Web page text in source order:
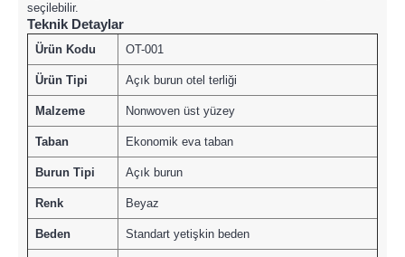
seçilebilir.
Teknik Detaylar
Ürün Kodu OT-001
Ürün Tipi Açık burun otel terliği
Malzeme Nonwoven üst yüzey
Taban Ekonomik eva taban
Burun Tipi Açık burun
Renk Beyaz
Beden Standart yetişkin beden